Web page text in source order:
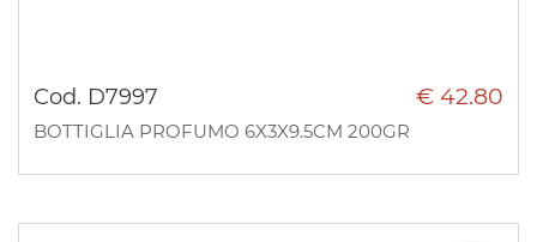
Cod. D7997 € 42.80
BOTTIGLIA PROFUMO 6X3X9.5CM 200GR